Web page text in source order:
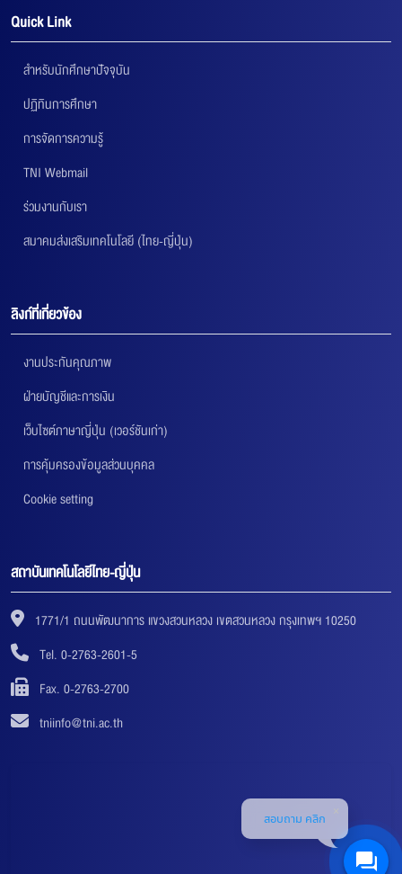
Quick Link
สำหรับนักศึกษาปัจจุบัน
ปฏิทินการศึกษา
การจัดการความรู้
TNI Webmail
ร่วมงานกับเรา
สมาคมส่งเสริมเทคโนโลยี (ไทย-ญี่ปุ่น)
ลิงก์ที่เกี่ยวข้อง
งานประกันคุณภาพ
ฝ่ายบัญชีและการเงิน
เว็บไซต์ภาษาญี่ปุ่น (เวอร์ชันเก่า)
การคุ้มครองข้อมูลส่วนบุคคล
Cookie setting
สถาบันเทคโนโลยีไทย-ญี่ปุ่น
1771/1 ถนนพัฒนาการ แขวงสวนหลวง เขตสวนหลวง กรุงเทพฯ 10250
Tel. 0-2763-2601-5
Fax. 0-2763-2700
tniinfo@tni.ac.th
สอบถาม คลิก